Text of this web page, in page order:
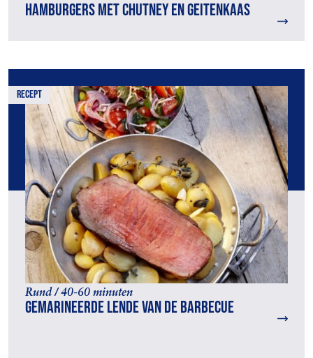
Hamburgers met chutney en geitenkaas
recept
Rund / 40-60 minuten
Gemarineerde lende van de barbecue